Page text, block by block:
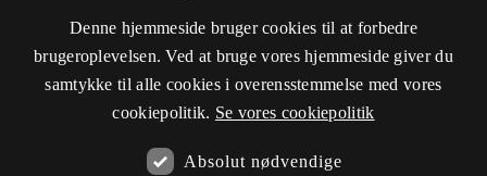
Denne hjemmeside bruger cookies til at forbedre
brugeroplevelsen. Ved at bruge vores hjemmeside giver du
samtykke til alle cookies i overensstemmelse med vores
cookiepolitik. Se vores cookiepolitik
Absolut nødvendige